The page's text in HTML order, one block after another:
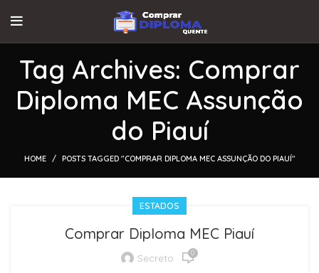
Tag Archives: Comprar
Diploma MEC Assunção
do Piauí
HOME POSTS TAGGED "COMPRAR DIPLOMA MEC ASSUNÇÃO DO PIAUÍ"
ESTADOS
Comprar Diploma MEC Piauí
Secreto 0